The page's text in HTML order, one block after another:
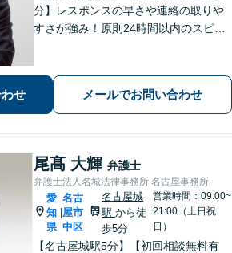
分】レスポンスの早さや連絡の取りや
すさが強み！原則24時間以内のスピー
費など幅広く対応できます【相続遺
言】不動産業者や司法書士とも連携可
せ メールでお問い合わせ
尾髙 大輝 弁護士
弁護士法人名城法律事務所 名古屋事務所
愛
知
県
名古
屋市
中区
名古屋城
駅から徒
歩5分
営業時間：09:00~
21:00（土日祝
日）
【名古屋城駅5分】【初回相談無料有